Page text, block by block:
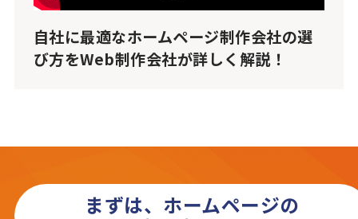
自社に最適なホームページ制作会社の選
び方をWeb制作会社が詳しく解説！
まずは、ホームページの